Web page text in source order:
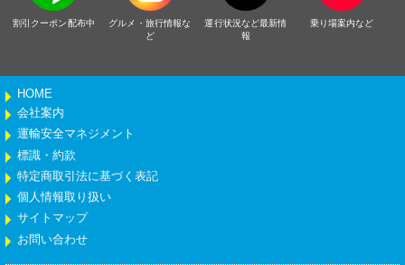
割引クーポン配布中
グルメ・旅行情報な
ど
運行状況など最新情
報
乗り場案内など
HOME
会社案内
運輸安全マネジメント
標識・約款
特定商取引法に基づく表記
個人情報取り扱い
サイトマップ
お問い合わせ